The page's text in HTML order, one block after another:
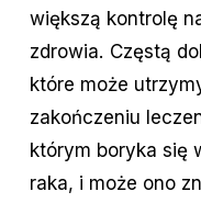
większą kontrolę
zdrowia. Częstą
które może
zakończeniu
którym boryka się
raka, i może ono